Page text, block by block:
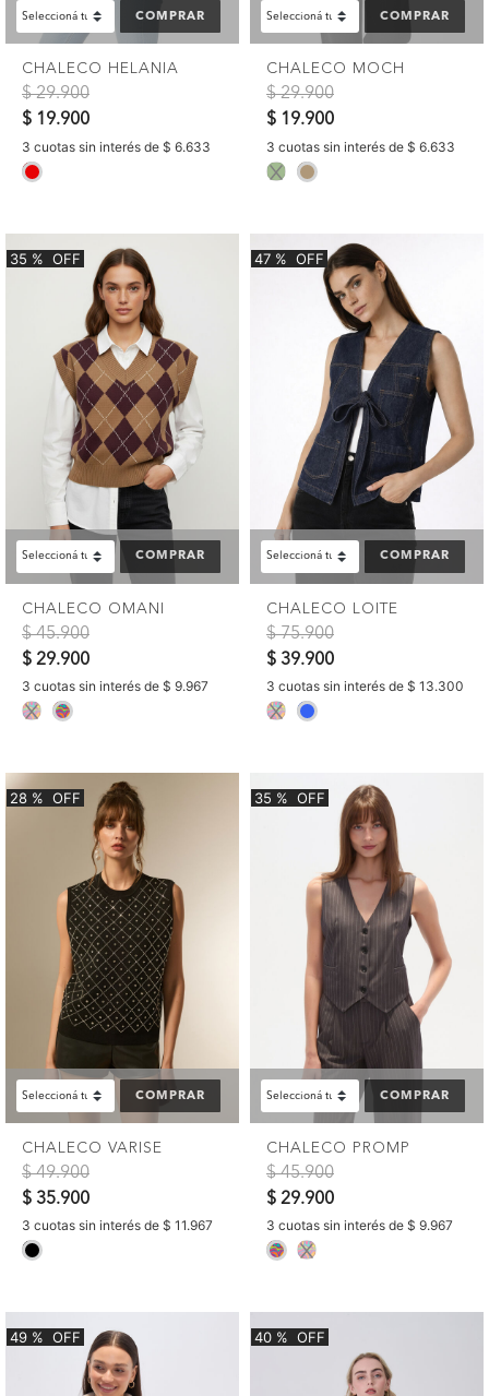
COMPRAR
CHALECO HELANIA
Precio reducido de
$ 29.900a
$ 19.900
3 cuotas sin interés de $ 6.633
COMPRAR
CHALECO MOCH
Precio reducido de
$ 29.900a
$ 19.900
3 cuotas sin interés de $ 6.633
35 % OFF
COMPRAR
CHALECO OMANI
Precio reducido de
$ 45.900a
$ 29.900
3 cuotas sin interés de $ 9.967
47 % OFF
COMPRAR
CHALECO LOITE
Precio reducido de
$ 75.900a
$ 39.900
3 cuotas sin interés de $ 13.300
28 % OFF
COMPRAR
CHALECO VARISE
Precio reducido de
$ 49.900a
$ 35.900
3 cuotas sin interés de $ 11.967
35 % OFF
COMPRAR
CHALECO PROMP
Precio reducido de
$ 45.900a
$ 29.900
3 cuotas sin interés de $ 9.967
selected
49 % OFF 40 % OFF